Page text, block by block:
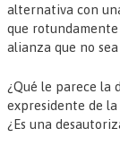
alternativa con
que
alianza que no
¿Qué le parece la
expresidente de
¿Es una